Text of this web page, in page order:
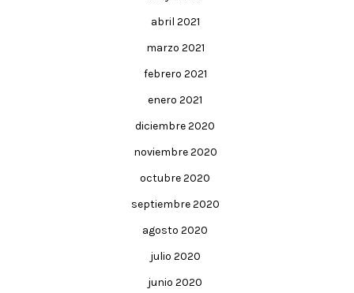
abril 2021
marzo 2021
febrero 2021
enero 2021
diciembre 2020
noviembre 2020
octubre 2020
septiembre 2020
agosto 2020
julio 2020
junio 2020